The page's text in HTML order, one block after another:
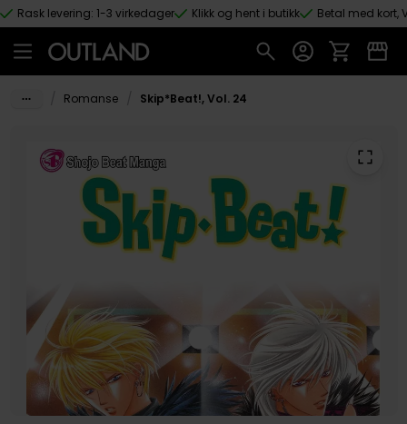
Hopp til hovedinnhold
Rask levering: 1-3 virkedager Klikk og hent i butikk Betal med kort,
Romanse Skip*Beat!, Vol. 24